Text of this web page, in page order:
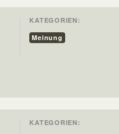
KATEGORIEN:
Meinung
KATEGORIEN: